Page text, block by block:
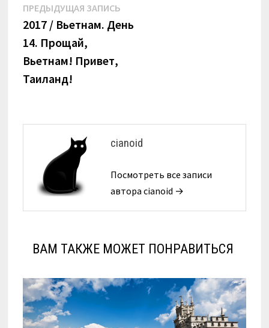
Навигация
по
записям
ПРЕДЫДУЩАЯ ЗАПИСЬПредыдущая
запись:
2017 / Вьетнам. День
14. Прощай,
Вьетнам! Привет,
Таиланд!
cianoid
Посмотреть все записи
автора cianoid →
ВАМ ТАКЖЕ МОЖЕТ ПОНРАВИТЬСЯ